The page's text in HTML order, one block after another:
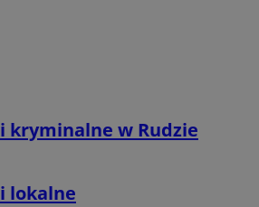
kryminalne w Rudzie
lokalne